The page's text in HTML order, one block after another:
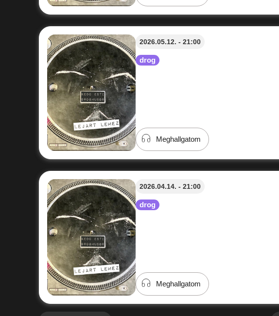
2026.05.12. - 21:00
drog
Meghallgatom
2026.04.14. - 21:00
drog
Meghallgatom